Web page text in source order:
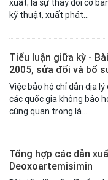
xuất; là sự thay đổi cơ
kỹ thuật, xuất phát...
Tiểu luận giữa kỳ -
2005, sửa đổi và bổ
Việc bảo hộ chỉ dẫn địa
các quốc gia không bảo
cùng quan trọng là...
Tổng hợp các dẫn
Deoxoartemisimin